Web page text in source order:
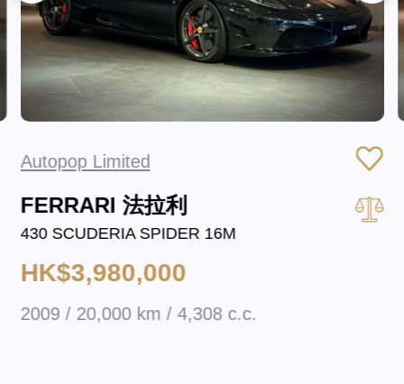
Autopop Limited
FERRARI 法拉利
430 SCUDERIA SPIDER 16M
HK$3,980,000
2009 / 20,000 km / 4,308 c.c.